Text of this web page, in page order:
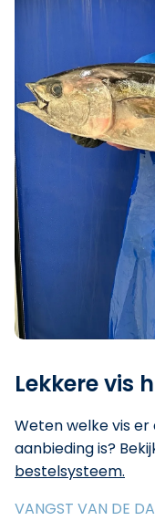
Lekkere vis
Weten welke vis
aanbieding is?
bestelsysteem.
VANGST VAN DE